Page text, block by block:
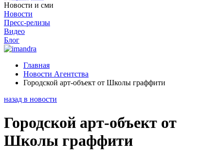
Новости и сми
Новости
Пресс-релизы
Видео
Блог
Главная
Новости Агентства
Городской арт-объект от Школы граффити
назад в новости
Городской арт-объект от
Школы граффити